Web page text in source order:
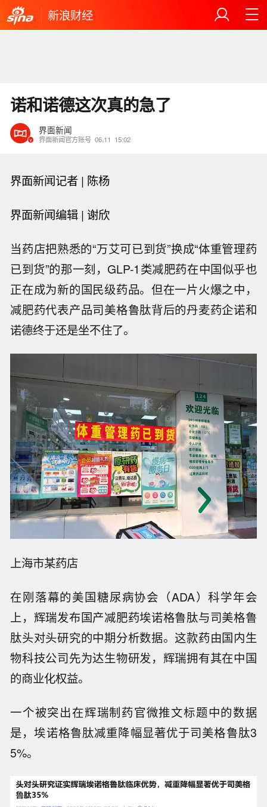
新浪财经
诺和诺德这次真的急了
界面新闻
界面新闻官方账号 06.11 15:02
界面新闻记者 | 陈杨
界面新闻编辑 |谢欣
当药店把熟悉的“万艾可已到货”换成“体重管理药
已到货”的那一刻，GLP-1类减肥药在中国似乎也
正在成为新的国民级药品。但在一片火爆之中，
减肥药代表产品司美格鲁肽背后的丹麦药企诺和
诺德终于还是坐不住了。
上海市某药店
在刚落幕的美国糖尿病协会（ADA）科学年会
上，辉瑞发布国产减肥药埃诺格鲁肽与司美格鲁
肽头对头研究的中期分析数据。这款药由国内生
物科技公司先为达生物研发，辉瑞拥有其在中国
的商业化权益。
一个被突出在辉瑞制药官微推文标题中的数据
是，埃诺格鲁肽减重降幅显著优于司美格鲁肽3
5%。